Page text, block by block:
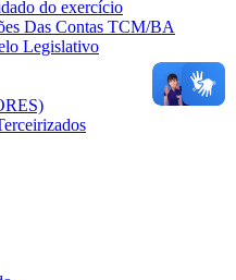
do exercício
Das Contas TCM/BA
Legislativo